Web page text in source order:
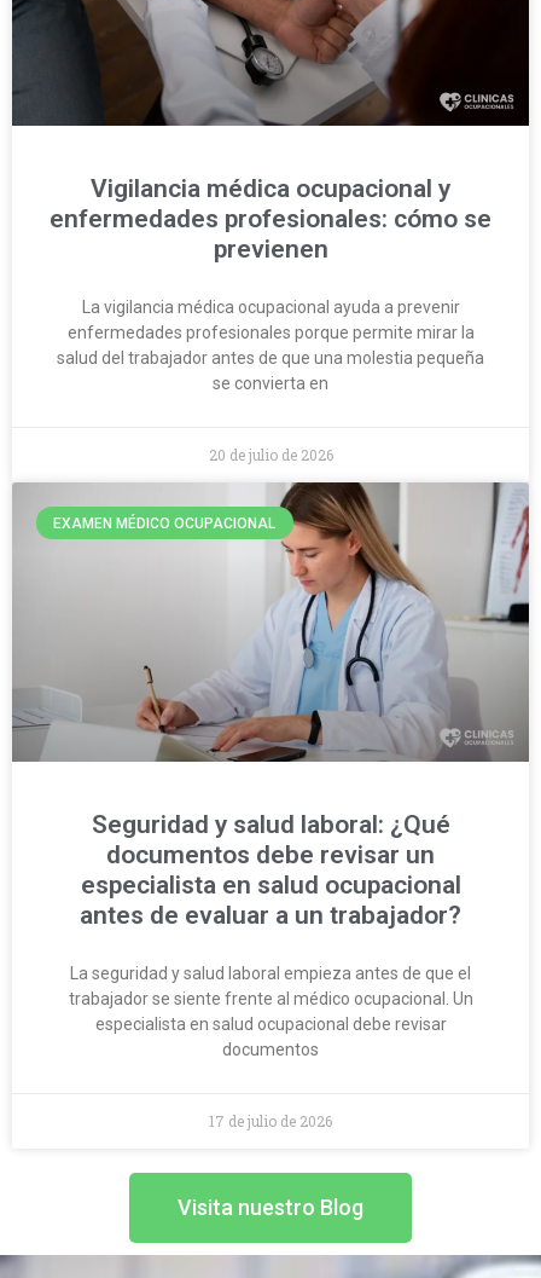
Vigilancia médica ocupacional y
enfermedades profesionales: cómo se
previenen
La vigilancia médica ocupacional ayuda a prevenir
enfermedades profesionales porque permite mirar la
salud del trabajador antes de que una molestia pequeña
se convierta en
20 de julio de 2026
EXAMEN MÉDICO OCUPACIONAL
Seguridad y salud laboral: ¿Qué
documentos debe revisar un
especialista en salud ocupacional
antes de evaluar a un trabajador?
La seguridad y salud laboral empieza antes de que el
trabajador se siente frente al médico ocupacional. Un
especialista en salud ocupacional debe revisar
documentos
17 de julio de 2026
Visita nuestro Blog